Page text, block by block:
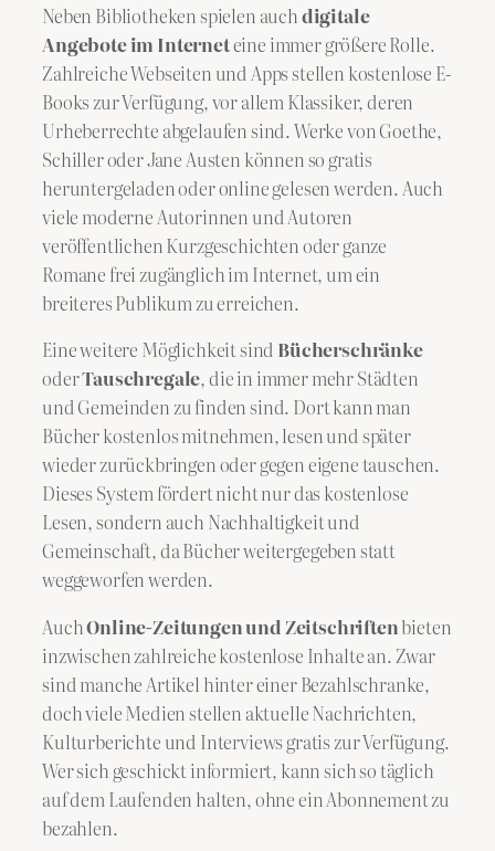
Neben Bibliotheken spielen auchdigitale
Angebote im Interneteine immer größere Rolle.
Zahlreiche Webseiten und Apps stellen kostenlose E-
Books zur Verfügung, vor allem Klassiker, deren
Urheberrechte abgelaufen sind. Werke von Goethe,
Schiller oder Jane Austen können so gratis
heruntergeladen oder online gelesen werden. Auch
viele moderne Autorinnen und Autoren
veröffentlichen Kurzgeschichten oder ganze
Romane frei zugänglich im Internet, um ein
breiteres Publikum zu erreichen.
Eine weitere Möglichkeit sind Bücherschränke
oderTauschregale, die in immer mehr Städten
und Gemeinden zu finden sind. Dort kann man
Bücher kostenlos mitnehmen, lesen und später
wieder zurückbringen oder gegen eigene tauschen.
Dieses System fördert nicht nur das kostenlose
Lesen, sondern auch Nachhaltigkeit und
Gemeinschaft, da Bücher weitergegeben statt
weggeworfen werden.
AuchOnline-Zeitungen und Zeitschriftenbieten
inzwischen zahlreiche kostenlose Inhalte an. Zwar
sind manche Artikel hinter einer Bezahlschranke,
doch viele Medien stellen aktuelle Nachrichten,
Kulturberichte und Interviews gratis zur Verfügung.
Wer sich geschickt informiert, kann sich so täglich
auf dem Laufenden halten, ohne ein Abonnement zu
bezahlen.